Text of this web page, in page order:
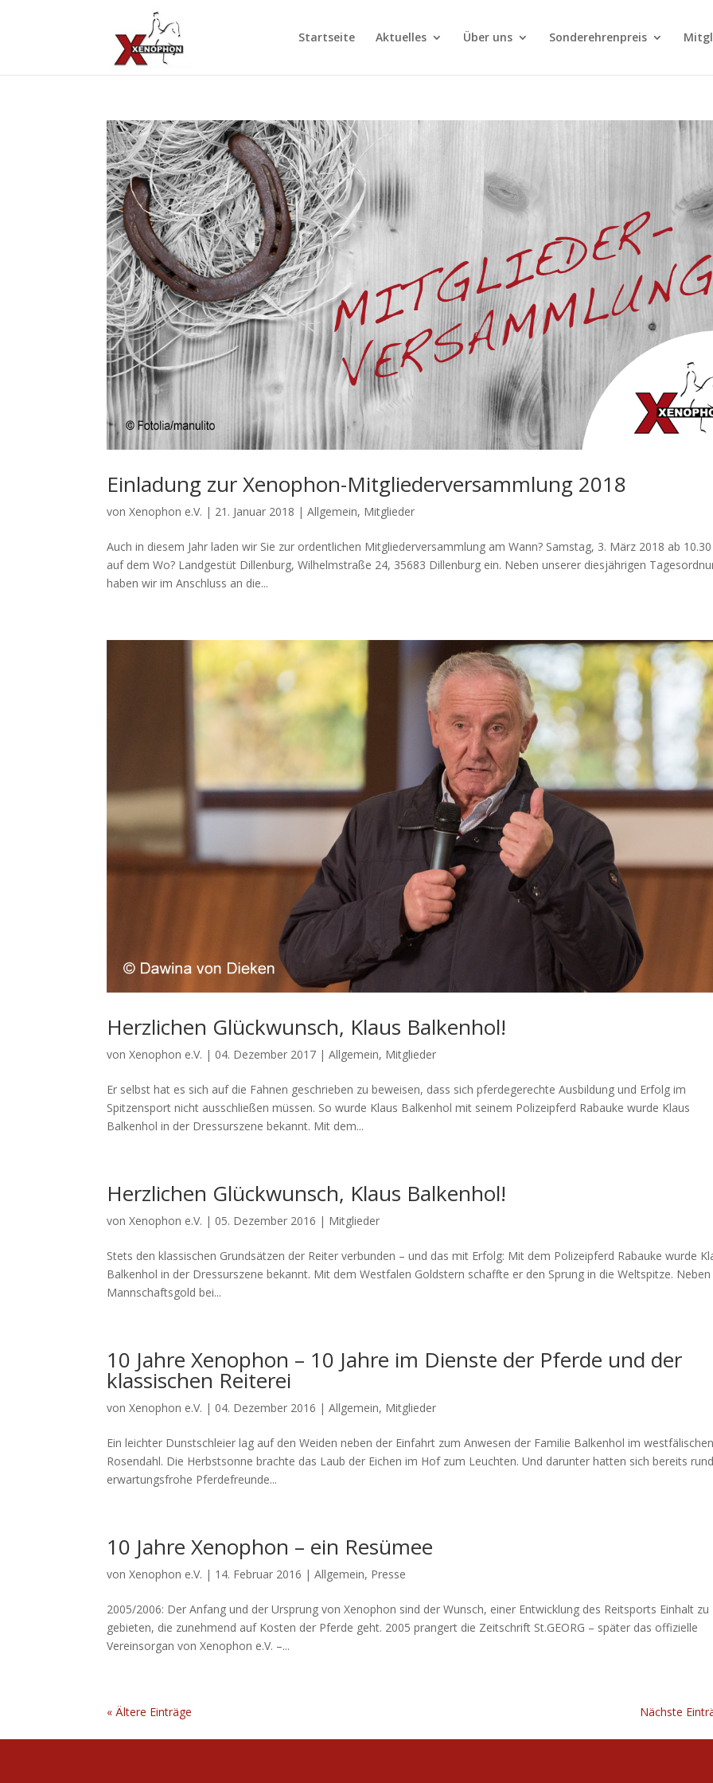
Startseite Aktuelles Über uns Sonderehrenpreis
Einladung zur Xenophon-Mitgliederversammlung 2018
vonXenophon e.V. | 21. Januar 2018 |Allgemein, Mitglieder
Auch in diesem Jahr laden wir Sie zur ordentlichen Mitgliederversammlung am Wann? Samstag, 3. März 2018 ab
auf dem Wo? Landgestüt Dillenburg, Wilhelmstraße 24, 35683 Dillenburg ein. Neben unserer diesjährigen
haben wir im Anschluss an die...
Herzlichen Glückwunsch, Klaus Balkenhol!
vonXenophon e.V. | 04. Dezember 2017 |Allgemein, Mitglieder
Er selbst hat es sich auf die Fahnen geschrieben zu beweisen, dass sich pferdegerechte Ausbildung und Erfolg im
Spitzensport nicht ausschließen müssen. So wurde Klaus Balkenhol mit seinem Polizeipferd Rabauke wurde Klaus
Balkenhol in der Dressurszene bekannt. Mit dem...
Herzlichen Glückwunsch, Klaus Balkenhol!
vonXenophon e.V. | 05. Dezember 2016 | Mitglieder
Stets den klassischen Grundsätzen der Reiter verbunden – und das mit Erfolg: Mit dem Polizeipferd Rabauke wurde
Balkenhol in der Dressurszene bekannt. Mit dem Westfalen Goldstern schaffte er den Sprung in die Weltspitze. Neben
Mannschaftsgold bei...
10 Jahre Xenophon – 10 Jahre im Dienste der Pferde und der
klassischen Reiterei
vonXenophon e.V. | 04. Dezember 2016 |Allgemein, Mitglieder
Ein leichter Dunstschleier lag auf den Weiden neben der Einfahrt zum Anwesen der Familie Balkenhol im
Rosendahl. Die Herbstsonne brachte das Laub der Eichen im Hof zum Leuchten. Und darunter hatten sich bereits
erwartungsfrohe Pferdefreunde...
10 Jahre Xenophon – ein Resümee
vonXenophon e.V. | 14. Februar 2016 |Allgemein, Presse
2005/2006: Der Anfang und der Ursprung von Xenophon sind der Wunsch, einer Entwicklung des Reitsports Einhalt zu
gebieten, die zunehmend auf Kosten der Pferde geht. 2005 prangert die Zeitschrift St.GEORG – später das offizielle
Vereinsorgan von Xenophon e.V. –...
« Ältere Einträge Nächste